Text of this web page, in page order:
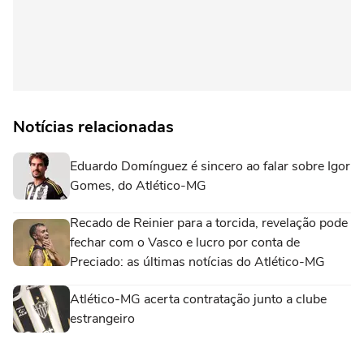
Notícias relacionadas
Eduardo Domínguez é sincero ao falar sobre Igor
Gomes, do Atlético-MG
Recado de Reinier para a torcida, revelação pode
fechar com o Vasco e lucro por conta de
Preciado: as últimas notícias do Atlético-MG
Atlético-MG acerta contratação junto a clube
estrangeiro